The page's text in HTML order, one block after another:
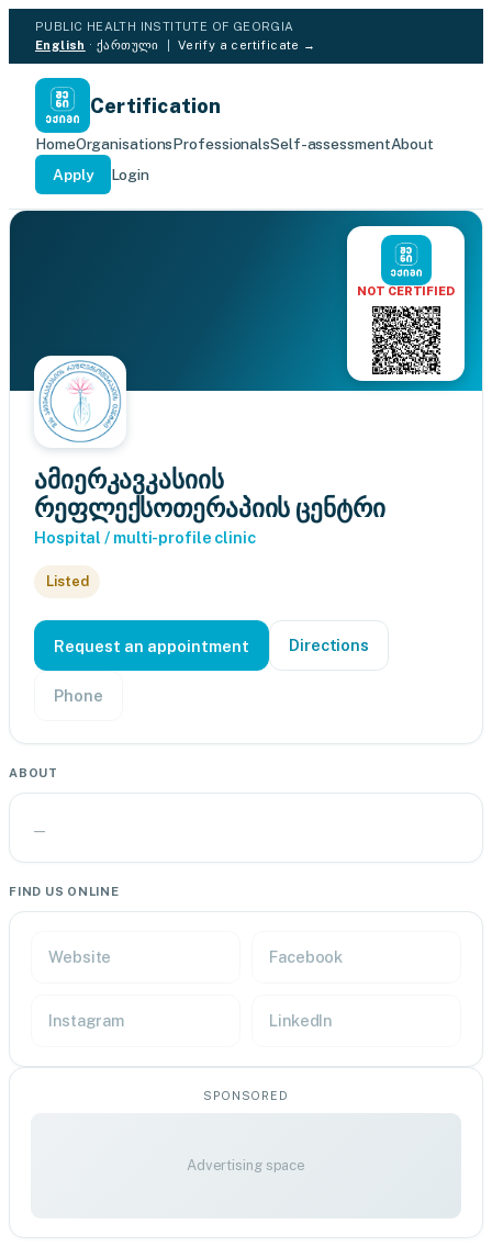
PUBLIC HEALTH INSTITUTE OF GEORGIA
English ·ქართული Verify a certificate →
Certification
HomeOrganisationsProfessionalsSelf-assessmentAbout
Apply
Login
NOT CERTIFIED
ამიერკავკასიის
რეფლექსოთერაპიის ცენტრი
Hospital / multi-profile clinic
Listed
Request an appointment Directions
Phone
ABOUT
—
FIND US ONLINE
Website Facebook
Instagram LinkedIn
SPONSORED
Advertising space